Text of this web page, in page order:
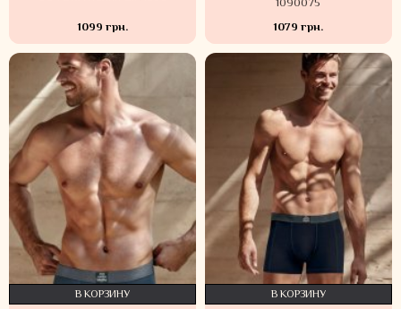
1099 грн.
1079 грн.
В КОРЗИНУ В КОРЗИНУ